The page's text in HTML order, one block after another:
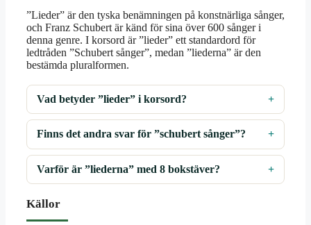
”Lieder” är den tyska benämningen på konstnärliga sånger,
och Franz Schubert är känd för sina över 600 sånger i
denna genre. I korsord är ”lieder” ett standardord för
ledtråden ”Schubert sånger”, medan ”liederna” är den
bestämda pluralformen.
Vad betyder ”lieder” i korsord?
Finns det andra svar för ”schubert sånger”?
Varför är ”liederna” med 8 bokstäver?
Källor